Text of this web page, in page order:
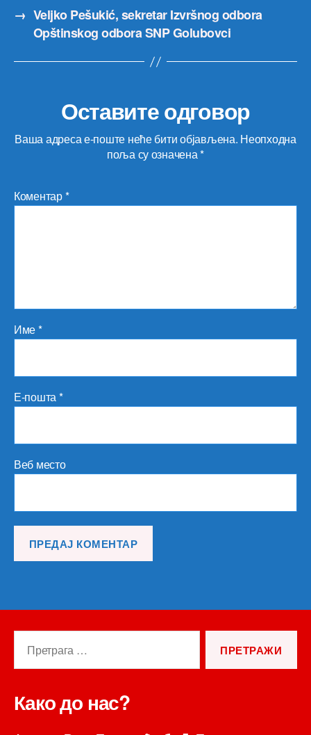
→ Veljko Pešukić, sekretar Izvršnog odbora
Opštinskog odbora SNP Golubovci
Оставите одговор
Ваша адреса е-поште неће бити објављена. Неопходна
поља су означена*
Коментар*
Име*
Е-пошта*
Веб место
Како до нас?